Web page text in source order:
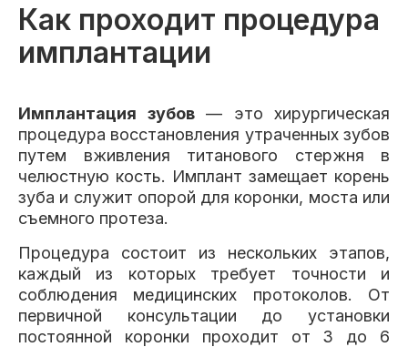
Услуги
Имплантация
Брекеты Лечение зубов Удаление
Клиники
Петровско-
Разумовская
Центр доктора
Красногорск
Цены
Врачи
Как проходит процедура
имплантации
Имплантация зубов— это хирургическая
процедура восстановления утраченных зубов
путем вживления титанового стержня в
челюстную кость. Имплант замещает корень
зуба и служит опорой для коронки, моста или
съемного протеза.
Процедура состоит из нескольких этапов,
каждый из которых требует точности и
соблюдения медицинских протоколов. От
первичной консультации до установки
постоянной коронки проходит от 3 до 6